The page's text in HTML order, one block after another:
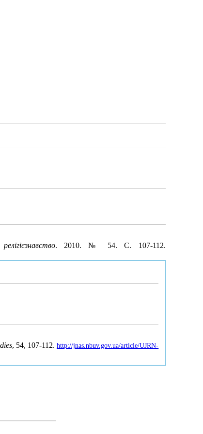
. 2010. № 54. С. 107-112.
, 54, 107-112.http://jnas.nbuv.gov.ua/article/UJRN-